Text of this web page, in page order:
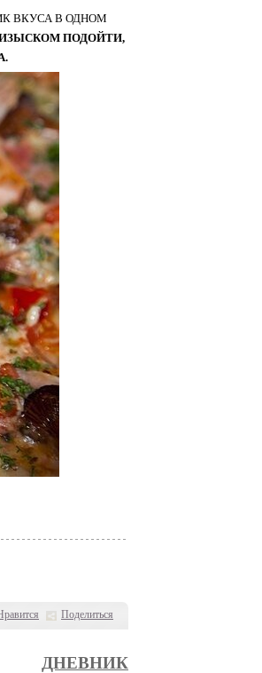
Поделиться
ВКУСА В ОДНОМ
ПОДОЙТИ,
ДНЕВНИК